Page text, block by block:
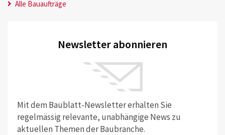
Alle Bauaufträge
Newsletter abonnieren
Mit dem Baublatt-Newsletter erhalten Sie
regelmässig relevante, unabhängige News zu
aktuellen Themen der Baubranche.